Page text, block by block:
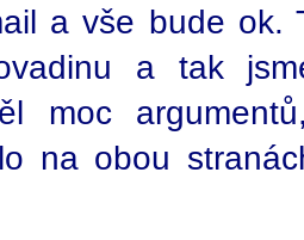
a vše bude ok.
a tak
moc
na obou